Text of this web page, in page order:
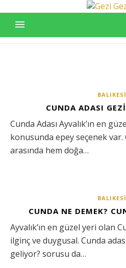
CUNDA ADASI
Cunda Adası Ayvalık’ın en
konusunda epey seçenek
arasında hem doğa…
CUNDA NE DEMEK?
Ayvalık’ın en güzel yeri olan
ilginç ve duygusal. Cunda
geliyor? sorusu da…